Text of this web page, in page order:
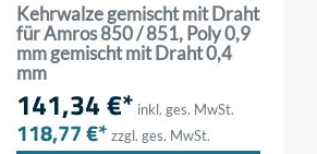
Kehrwalze gemischt mit Draht
für Amros 850 / 851, Poly 0,9
mm gemischt mit Draht 0,4
mm
141,34 €* inkl. ges. MwSt.
118,77 €* zzgl. ges. MwSt.